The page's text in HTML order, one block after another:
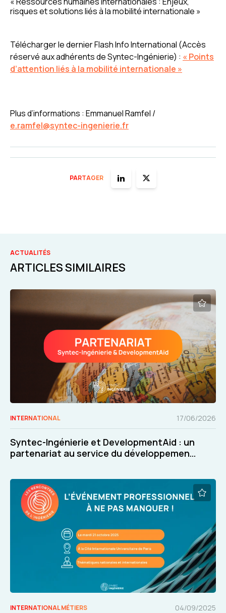
risques et solutions liés à la mobilité internationale »
Télécharger le dernier Flash Info International (Accès
réservé aux adhérents de Syntec-Ingénierie) : « Points
d’attention liés à la mobilité internationale »
Plus d’informations : Emmanuel Ramfel /
e.ramfel@syntec-ingenierie.fr
PARTAGER
ACTUALITÉS
ARTICLES SIMILAIRES
INTERNATIONAL 17/06/2026
Syntec-Ingénierie et DevelopmentAid : un
partenariat au service du développement
INTERNATIONAL MÉTIERS 04/09/2025